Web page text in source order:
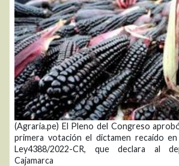
(Agraria.pe) El Pleno del Congreso
primera votación el dictamen recaído
Ley4388/2022-CR, que declara al
Cajamarca